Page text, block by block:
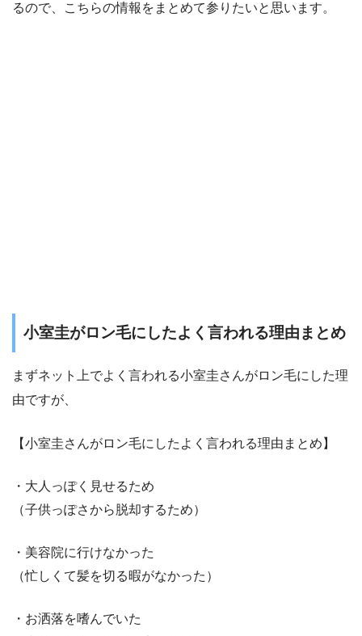
るので、こちらの情報をまとめて参りたいと思います。
小室圭がロン毛にしたよく言われる理由まとめ
まずネット上でよく言われる小室圭さんがロン毛にした理
由ですが、
【小室圭さんがロン毛にしたよく言われる理由まとめ】
・大人っぽく見せるため
（子供っぽさから脱却するため）
・美容院に行けなかった
（忙しくて髪を切る暇がなかった）
・お洒落を嗜んでいた